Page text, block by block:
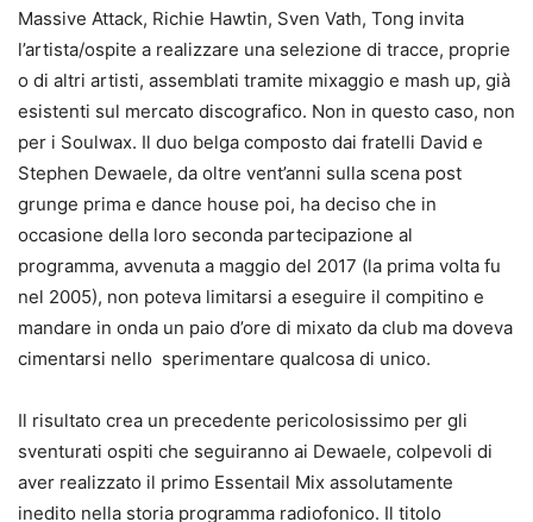
Massive Attack, Richie Hawtin, Sven Vath, Tong invita
l’artista/ospite a realizzare una selezione di tracce, proprie
o di altri artisti, assemblati tramite mixaggio e mash up, già
esistenti sul mercato discografico. Non in questo caso, non
per i Soulwax. Il duo belga composto dai fratelli David e
Stephen Dewaele, da oltre vent’anni sulla scena post
grunge prima e dance house poi, ha deciso che in
occasione della loro seconda partecipazione al
programma, avvenuta a maggio del 2017 (la prima volta fu
nel 2005), non poteva limitarsi a eseguire il compitino e
mandare in onda un paio d’ore di mixato da club ma doveva
cimentarsi nello sperimentare qualcosa di unico.
Il risultato crea un precedente pericolosissimo per gli
sventurati ospiti che seguiranno ai Dewaele, colpevoli di
aver realizzato il primo Essentail Mix assolutamente
inedito nella storia programma radiofonico. Il titolo